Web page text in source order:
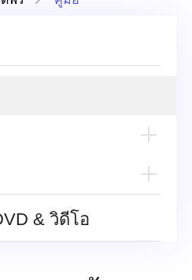
ล่น
รรยาย& วิดีโอ